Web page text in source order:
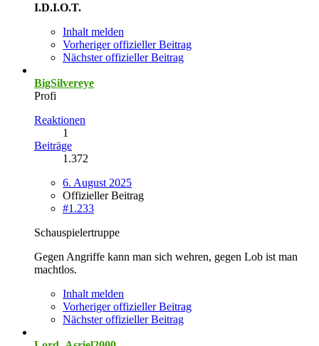
I.D.I.O.T.
Inhalt melden
Vorheriger offizieller Beitrag
Nächster offizieller Beitrag
BigSilvereye
Profi
Reaktionen
1
Beiträge
1.372
6. August 2025
Offizieller Beitrag
#1.233
Schauspielertruppe
Gegen Angriffe kann man sich wehren, gegen Lob ist man
machtlos.
Inhalt melden
Vorheriger offizieller Beitrag
Nächster offizieller Beitrag